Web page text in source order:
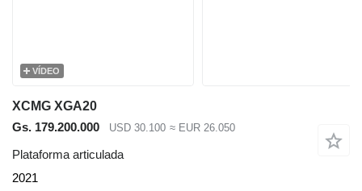
VÍDEO
XCMG XGA20
Gs. 179.200.000
USD 30.100 ≈ EUR 26.050
Plataforma articulada
2021